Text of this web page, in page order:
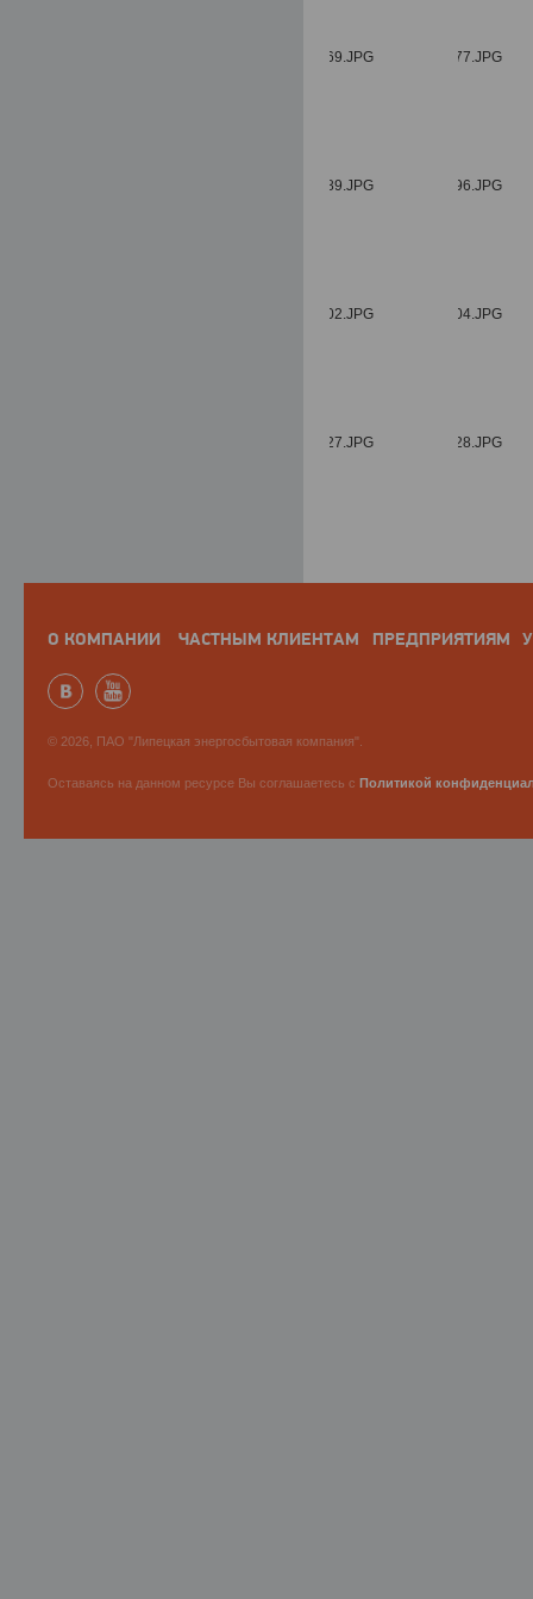
О КОМПАНИИ ЧАСТНЫМ КЛИЕНТАМ ПРЕДПРИЯТИЯМ
© 2026, ПАО "Липецкая энергосбытовая компания".
Оставаясь на данном ресурсе Вы соглашаетесь с Политикой